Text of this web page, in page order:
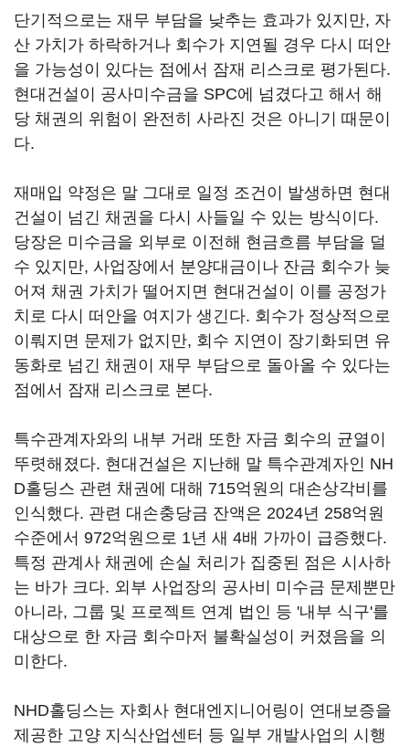
단기적으로는 재무 부담을 낮추는 효과가 있지만, 자
산 가치가 하락하거나 회수가 지연될 경우 다시 떠안
을 가능성이 있다는 점에서 잠재 리스크로 평가된다.
현대건설이 공사미수금을 SPC에 넘겼다고 해서 해
당 채권의 위험이 완전히 사라진 것은 아니기 때문이
다.
재매입 약정은 말 그대로 일정 조건이 발생하면 현대
건설이 넘긴 채권을 다시 사들일 수 있는 방식이다.
당장은 미수금을 외부로 이전해 현금흐름 부담을 덜
수 있지만, 사업장에서 분양대금이나 잔금 회수가 늦
어져 채권 가치가 떨어지면 현대건설이 이를 공정가
치로 다시 떠안을 여지가 생긴다. 회수가 정상적으로
이뤄지면 문제가 없지만, 회수 지연이 장기화되면 유
동화로 넘긴 채권이 재무 부담으로 돌아올 수 있다는
점에서 잠재 리스크로 본다.
특수관계자와의 내부 거래 또한 자금 회수의 균열이
뚜렷해졌다. 현대건설은 지난해 말 특수관계자인 NH
D홀딩스 관련 채권에 대해 715억원의 대손상각비를
인식했다. 관련 대손충당금 잔액은 2024년 258억원
수준에서 972억원으로 1년 새 4배 가까이 급증했다.
특정 관계사 채권에 손실 처리가 집중된 점은 시사하
는 바가 크다. 외부 사업장의 공사비 미수금 문제뿐만
아니라, 그룹 및 프로젝트 연계 법인 등 '내부 식구'를
대상으로 한 자금 회수마저 불확실성이 커졌음을 의
미한다.
NHD홀딩스는 자회사 현대엔지니어링이 연대보증을
제공한 고양 지식산업센터 등 일부 개발사업의 시행